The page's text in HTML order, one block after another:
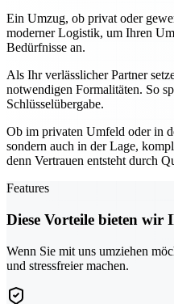
Ein Umzug, ob privat oder
moderner Logistik, um Ihren
Bedürfnisse an.
Als Ihr verlässlicher Partner
notwendigen Formalitäten. So
Schlüsselübergabe.
Ob im privaten Umfeld oder in
sondern auch in der Lage,
denn Vertrauen entsteht durch
Features
Diese Vorteile bieten wir
Wenn Sie mit uns umziehen
und stressfreier machen.